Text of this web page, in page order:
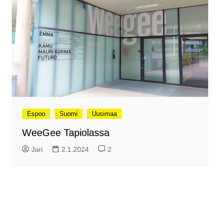
Espoo Suomi Uusimaa
WeeGee Tapiolassa
Jari 2.1.2024 2